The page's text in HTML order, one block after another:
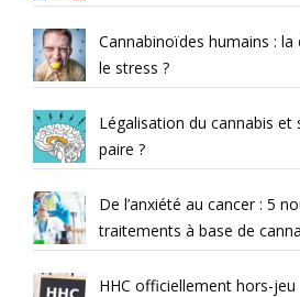
Cannabinoïdes humains :
le stress ?
Légalisation du cannabis
paire ?
De l’anxiété au cancer : 5
traitements à base de
HHC officiellement hors-jeu